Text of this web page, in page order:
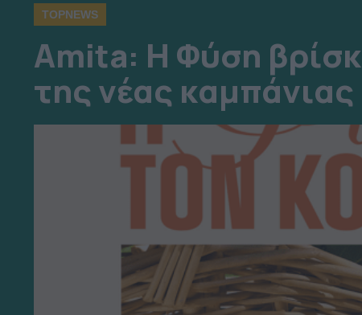
TOPNEWS
Amita: H Φύση
της νέας καμπάνιας